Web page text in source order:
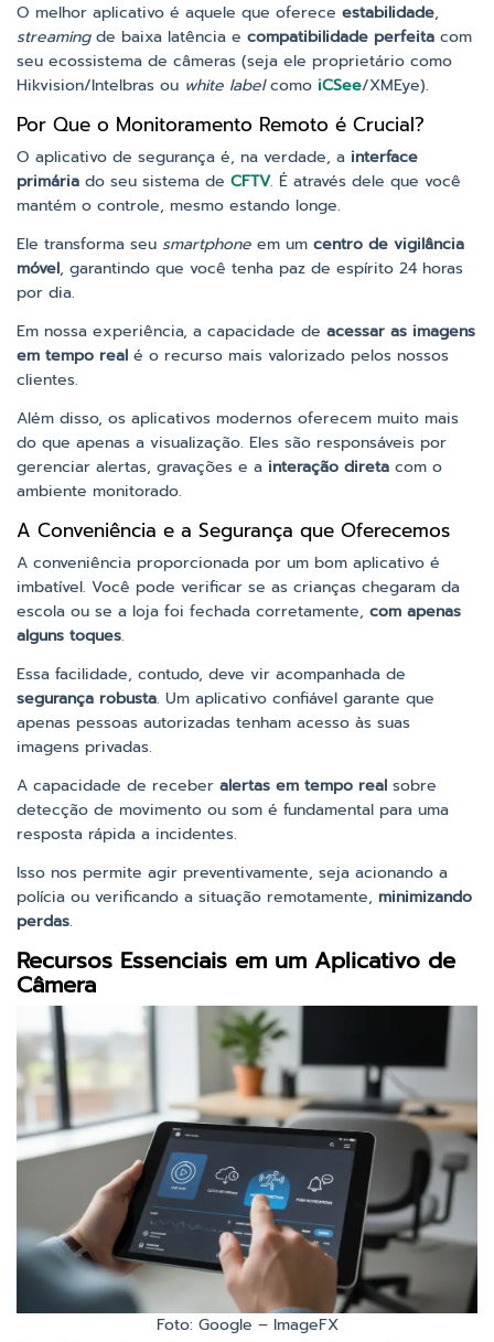
O melhor aplicativo é aquele que oferece estabilidade,
streamingde baixa latência e compatibilidade perfeita com
seu ecossistema de câmeras (seja ele proprietário como
Hikvision/Intelbras ou white labelcomo iCSee/XMEye).
Por Que o Monitoramento Remoto é Crucial?
O aplicativo de segurança é, na verdade, a interface
primária do seu sistema de CFTV. É através dele que você
mantém o controle, mesmo estando longe.
Ele transforma seu smartphone em um centro de vigilância
móvel, garantindo que você tenha paz de espírito 24 horas
por dia.
Em nossa experiência, a capacidade de acessar as imagens
em tempo real é o recurso mais valorizado pelos nossos
clientes.
Além disso, os aplicativos modernos oferecem muito mais
do que apenas a visualização. Eles são responsáveis por
gerenciar alertas, gravações e a interação direta com o
ambiente monitorado.
A Conveniência e a Segurança que Oferecemos
A conveniência proporcionada por um bom aplicativo é
imbatível. Você pode verificar se as crianças chegaram da
escola ou se a loja foi fechada corretamente, com apenas
alguns toques.
Essa facilidade, contudo, deve vir acompanhada de
segurança robusta. Um aplicativo confiável garante que
apenas pessoas autorizadas tenham acesso às suas
imagens privadas.
A capacidade de receber alertas em tempo real sobre
detecção de movimento ou som é fundamental para uma
resposta rápida a incidentes.
Isso nos permite agir preventivamente, seja acionando a
polícia ou verificando a situação remotamente, minimizando
perdas.
Recursos Essenciais em um Aplicativo de
Câmera
Foto: Google – ImageFX